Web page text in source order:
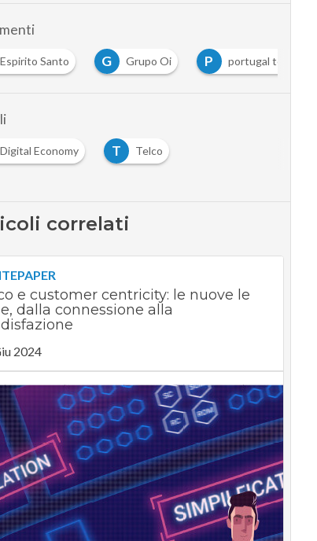
Espirito Santo G Grupo Oi P portugal telecom
Digital Economy T Telco
correlati
e customer centricity: le nuove le
dalla connessione alla
2024